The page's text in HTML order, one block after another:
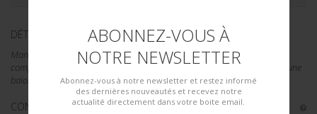
ABONNEZ-VOUS À
NOTRE NEWSLETTER
Abonnez-vous à notre newsletter et restez informé
des dernières nouveautés et recevez notre
actualité directement dans votre boite email.
DÉTAILS :
Manche complet, plaquettes maintenues par une vis. Lame de 10 pouces
complète, la gouttière ne va pas jusqu'au bout de la lame. Il s'agit bien d'une
baïonnette courte d'origine, et non pas une...
CONDITION : II+